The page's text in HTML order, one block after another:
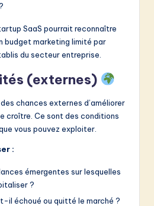
SaaS pourrait reconnaître
budget marketing limité par
du secteur entreprise.
(externes)
chances externes d’améliorer
croître. Ce sont des conditions
vous pouvez exploiter.
:
émergentes sur lesquelles
?
il échoué ou quitté le marché ?